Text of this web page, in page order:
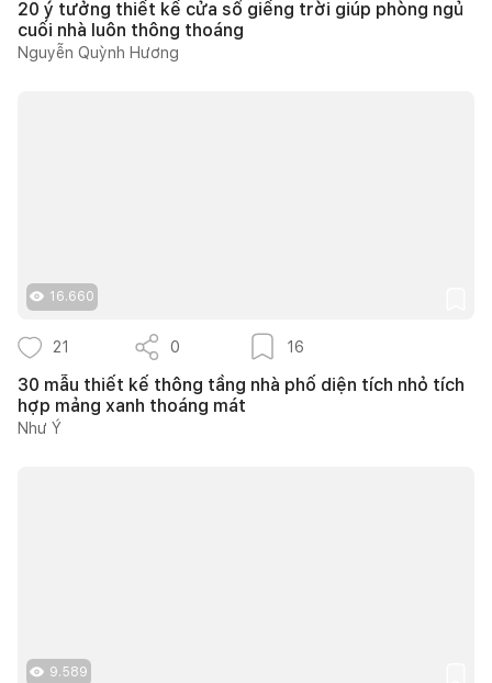
20 ý tưởng thiết kế cửa sổ giếng trời giúp phòng ngủ
cuối nhà luôn thông thoáng
Nguyễn Quỳnh Hương
16.660
21 0 16
30 mẫu thiết kế thông tầng nhà phố diện tích nhỏ tích
hợp mảng xanh thoáng mát
Như Ý
9.589